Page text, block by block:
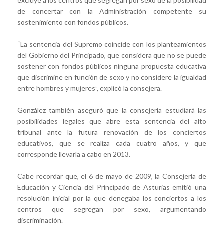
de concertar con la Administración competente su
sostenimiento con fondos públicos.
“La sentencia del Supremo coincide con los planteamientos
del Gobierno del Principado, que considera que no se puede
sostener con fondos públicos ninguna propuesta educativa
que discrimine en función de sexo y no considere la igualdad
entre hombres y mujeres”, explicó la consejera.
González también aseguró que la consejería estudiará las
posibilidades legales que abre esta sentencia del alto
tribunal ante la futura renovación de los conciertos
educativos, que se realiza cada cuatro años, y que
corresponde llevarla a cabo en 2013.
Cabe recordar que, el 6 de mayo de 2009, la Consejería de
Educación y Ciencia del Principado de Asturias emitió una
resolución inicial por la que denegaba los conciertos a los
centros que segregan por sexo, argumentando
discriminación.